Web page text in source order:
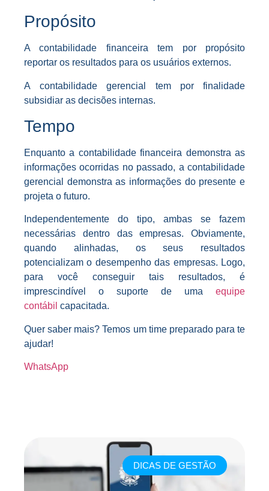
Propósito
A contabilidade financeira tem por propósito
reportar os resultados para os usuários externos.
A contabilidade gerencial tem por finalidade
subsidiar as decisões internas.
Tempo
Enquanto a contabilidade financeira demonstra as
informações ocorridas no passado, a contabilidade
gerencial demonstra as informações do presente e
projeta o futuro.
Independentemente do tipo, ambas se fazem
necessárias dentro das empresas. Obviamente,
quando alinhadas, os seus resultados
potencializam o desempenho das empresas. Logo,
para você conseguir tais resultados, é
imprescindível o suporte de uma equipe
contábil capacitada.
Quer saber mais? Temos um time preparado para te
ajudar!
WhatsApp
DICAS DE GESTÃO